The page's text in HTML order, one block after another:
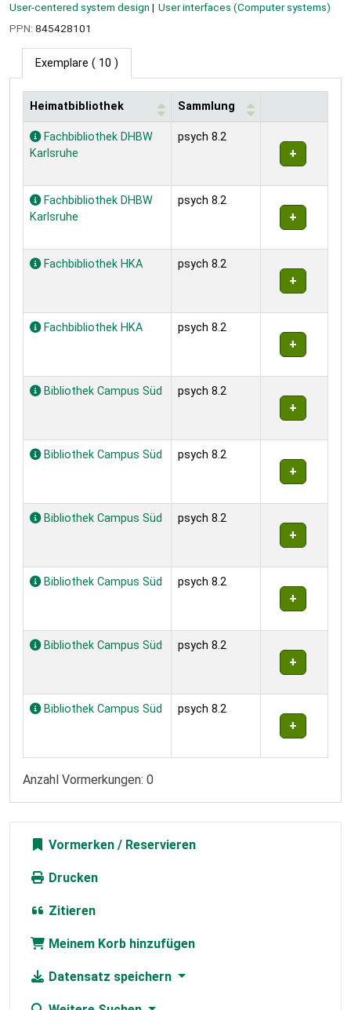
User-centered system design
User interfaces (Computer systems)
PPN: 845428101
Exemplare ( 10 )
Exemplare
Heimatbibliothek Sammlung
Fachbibliothek DHBW
Karlsruhe
psych 8.2
Fachbibliothek DHBW
Karlsruhe
psych 8.2
Fachbibliothek HKA psych 8.2
Fachbibliothek HKA psych 8.2
Bibliothek Campus Süd psych 8.2
Bibliothek Campus Süd psych 8.2
Bibliothek Campus Süd psych 8.2
Bibliothek Campus Süd psych 8.2
Bibliothek Campus Süd psych 8.2
Bibliothek Campus Süd psych 8.2
Anzahl Vormerkungen: 0
Vormerken
Drucken
Zitieren
Meinem Korb hinzufügen
Datensatz speichern